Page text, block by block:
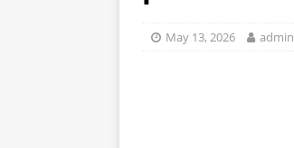
May 13, 2026 admin